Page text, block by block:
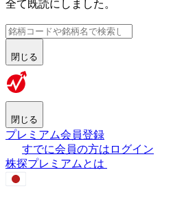
全て既読にしました。
閉じる
閉じる
プレミアム会員登録
すでに会員の方はログイン
株探プレミアムとは